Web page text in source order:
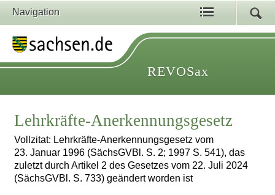
Navigation
REVOSax
Lehrkräfte-Anerkennungsgesetz
Vollzitat: Lehrkräfte-Anerkennungsgesetz vom
23. Januar 1996 (SächsGVBl. S. 2; 1997 S. 541), das
zuletzt durch Artikel 2 des Gesetzes vom 22. Juli 2024
(SächsGVBl. S. 733) geändert worden ist